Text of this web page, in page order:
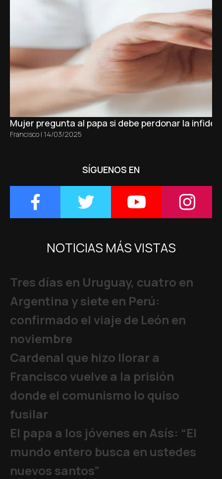
Mujer pregunta al papa si debe perdonar la
Francisco | 14/03/2025
SÍGUENOS EN
NOTICIAS MÁS VISTAS
Tres días en Uruguay, cuatro en
Argentina y siete en Perú:
confirmado el viaje de León en
noviembre
Cardenal que hizo llorar a
Francisco vuelve a la prisión
donde el comunismo lo quiso
fusilar
El papa a los jóvenes en Asís: “El
mundo entero busca en ustedes
nuevos santos”